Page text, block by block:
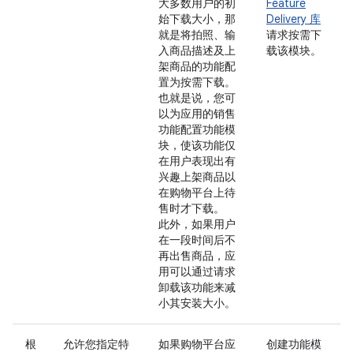
大多数用户的初
始下载大小，那
就是将拍照、输
入商品描述及上
架商品的功能配
置为按需下载。
也就是说，您可
以为应用的销售
功能配置功能模
块，使该功能仅
在用户表现出有
兴趣上架商品以
在购物平台上待
售时才下载。
此外，如果用户
在一段时间后不
再出售商品，应
用可以通过请求
卸载该功能来减
小其安装大小。
Feature
Delivery 库
请求按需下
载该模块。
根
允许您指定特
如果购物平台应
创建功能模